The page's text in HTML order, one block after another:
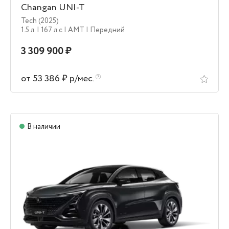
Changan UNI-T
Tech (2025)
1.5 л. | 167 л.c | AMT | Передний
3 309 900 ₽
от 53 386 ₽ р/мес.
В наличии